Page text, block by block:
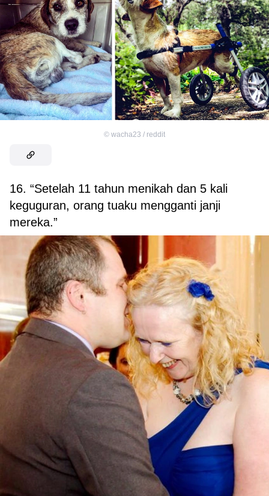
© wacha23 / reddit
16. “Setelah 11 tahun menikah dan 5 kali
keguguran, orang tuaku mengganti janji
mereka.”